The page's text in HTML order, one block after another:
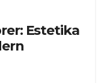
Estetika